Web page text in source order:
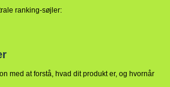
ranking-søjler:
med at forstå, hvad dit produkt er, og hvornår